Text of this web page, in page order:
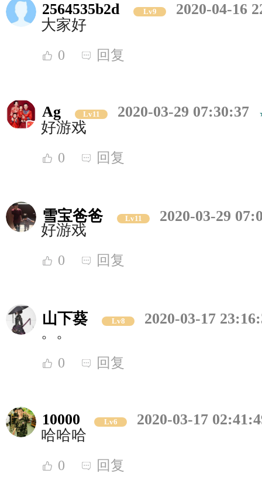
2564535b2d Lv9
2020-04-16
大家好
0 回复
Ag Lv11
2020-03-29 07:30:37
好游戏
0 回复
雪宝爸爸 Lv11
2020-03-29
好游戏
0 回复
山下葵 Lv8
2020-03-17
。。
0 回复
10000 Lv6
2020-03-17
哈哈哈
0 回复